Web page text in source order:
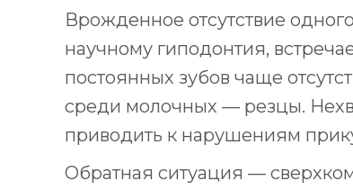
Врожденное отсутствие
научному гиподонтия,
постоянных зубов чаще
среди молочных — резцы.
приводить к нарушениям
Обратная ситуация —